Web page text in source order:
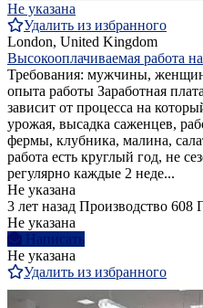
Не указана
Удалить из избранного
London, United Kingdom
Высокооплачиваемая работа
Требования: мужчины,
опыта работы Заработная
зависит от процесса на
урожая, высадка саженцев,
фермы, клубника, малина,
работа есть круглый год, не
регулярно каждые 2 неде...
Не указана
3 лет назад Производство 608
Не указана
Написать
Не указана
Удалить из избранного